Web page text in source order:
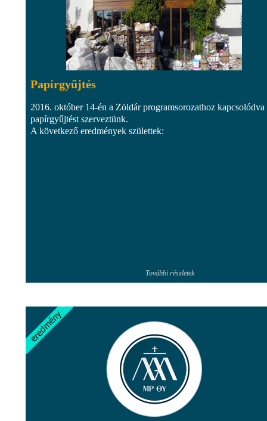
Papírgyűjtés
2016. október 14-én a Zöldár programsorozathoz kapcsolódva
papírgyűjtést szerveztünk.
A következő eredmények születtek:
További részletek